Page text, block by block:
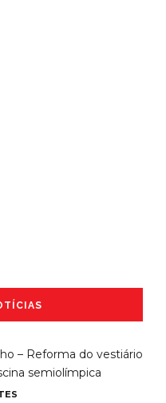
– Reforma do vestiário
semiolímpica